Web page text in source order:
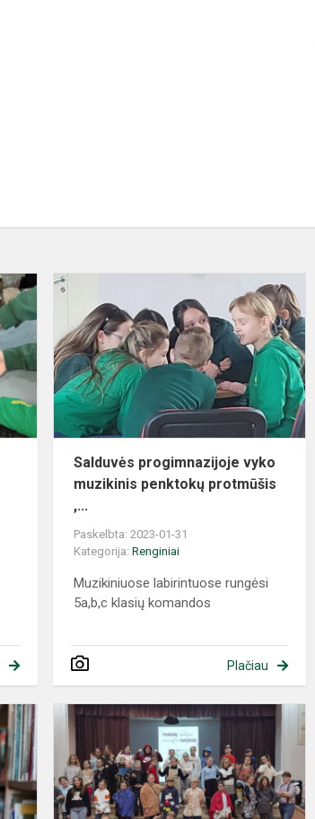
Salduvės progimnazijoje vyko
muzikinis penktokų protmūšis
,...
Paskelbta: 2023-01-31
Kategorija:Renginiai
Muzikiniuose labirintuose rungėsi
5a,b,c klasių komandos
Plačiau